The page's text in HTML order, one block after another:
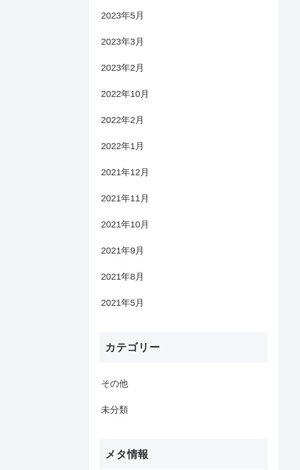
2023年5月
2023年3月
2023年2月
2022年10月
2022年2月
2022年1月
2021年12月
2021年11月
2021年10月
2021年9月
2021年8月
2021年5月
カテゴリー
その他
未分類
メタ情報